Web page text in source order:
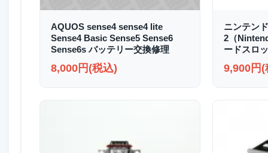
AQUOS sense4 sense4 lite
Sense4 Basic Sense5 Sense6
Sense6s バッテリー交換修理
8,000円(税込)
ニンテン
2（
ードスロ
9,900円(